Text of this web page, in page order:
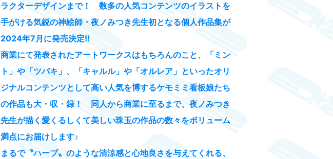
ラクターデザインまで！ 数多の人気コンテンツのイラストを
手がける気鋭の神絵師・夜ノみつき先生初となる個人作品集が
2024年7月に発売決定!!
商業にて発表されたアートワークスはもちろんのこと、「ミン
ト」や「ツバキ」、「キャルル」や「オルレア」といったオリ
ジナルコンテンツとして高い人気を博するケモミミ看板娘たち
の作品も大・収・録！ 同人から商業に至るまで、夜ノみつき
先生が描く愛くるしくて美しい珠玉の作品の数々をボリューム
満点にお届けします♪
まるで〝ハーブ〟のような清涼感と心地良さを与えてくれる、